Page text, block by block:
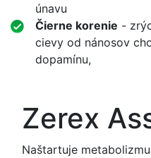
únavu
Čierne korenie -
cievy od nánosov
dopamínu,
Zerex
Naštartuje